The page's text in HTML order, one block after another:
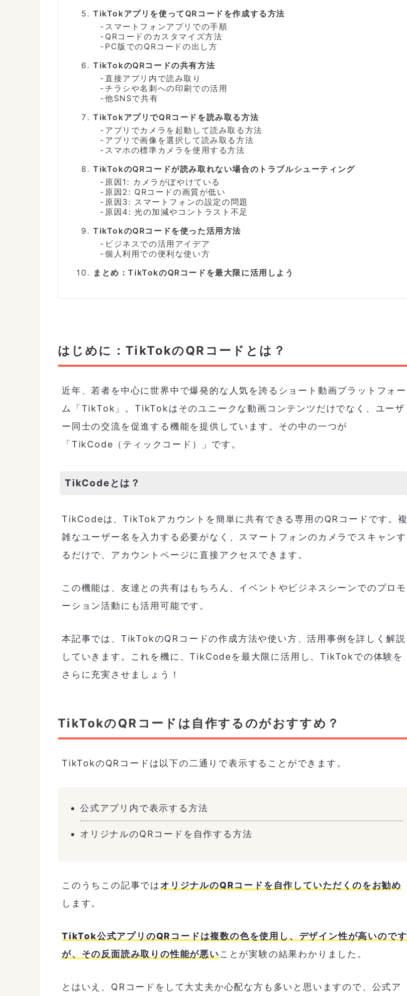
TikTokアプリを使ってQRコードを作成する方法
スマートフォンアプリでの手順
QRコードのカスタマイズ方法
PC版でのQRコードの出し方
TikTokのQRコードの共有方法
直接アプリ内で読み取り
チラシや名刺への印刷での活用
他SNSで共有
TikTokアプリでQRコードを読み取る方法
アプリでカメラを起動して読み取る方法
アプリで画像を選択して読み取る方法
スマホの標準カメラを使用する方法
TikTokのQRコードが読み取れない場合のトラブルシューティング
原因1: カメラがぼやけている
原因2: QRコードの画質が低い
原因3: スマートフォンの設定の問題
原因4: 光の加減やコントラスト不足
TikTokのQRコードを使った活用方法
ビジネスでの活用アイデア
個人利用での便利な使い方
まとめ：TikTokのQRコードを最大限に活用しよう
はじめに：TikTokのQRコードとは？
近年、若者を中心に世界中で爆発的な人気を誇るショート動画プラットフォー
ム「TikTok」。TikTokはそのユニークな動画コンテンツだけでなく、ユーザ
ー同士の交流を促進する機能を提供しています。その中の一つが
「TikCode（ティックコード）」です。
TikCodeとは？
TikCodeは、TikTokアカウントを簡単に共有できる専用のQRコードです。複
雑なユーザー名を入力する必要がなく、スマートフォンのカメラでスキャンす
るだけで、アカウントページに直接アクセスできます。
この機能は、友達との共有はもちろん、イベントやビジネスシーンでのプロモ
ーション活動にも活用可能です。
本記事では、TikTokのQRコードの作成方法や使い方、活用事例を詳しく解説
していきます。これを機に、TikCodeを最大限に活用し、TikTokでの体験を
さらに充実させましょう！
TikTokのQRコードは自作するのがおすすめ？
TikTokのQRコードは以下の二通りで表示することができます。
公式アプリ内で表示する方法
オリジナルのQRコードを自作する方法
このうちこの記事ではオリジナルのQRコードを自作していただくのをお勧め
します。
TikTok公式アプリのQRコードは複数の色を使用し、デザイン性が高いのです
が、その反面読み取りの性能が悪いことが実験の結果わかりました。
とはいえ、QRコードをして大丈夫か心配な方も多いと思いますので、公式ア